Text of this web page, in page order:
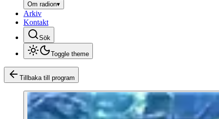
Om radion▾
Arkiv
Kontakt
Sök
Toggle theme
Tillbaka till program